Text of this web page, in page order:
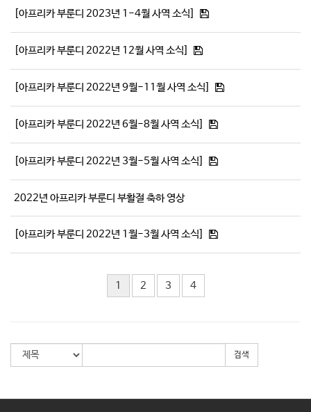
# 첨부 36.10-1.jpg
# 첨부 37.10-2.jpg
# 첨부 38.10-3.jpg
# 첨부 39.10-4.jpg
# 첨부 40.11-1.jpg
[아프리카 부룬디 2023년 1-4월 사역 소식]
[아프리카 부룬디 2022년 12월 사역 소식]
[아프리카 부룬디 2022년 9월-11월 사역 소식]
[아프리카 부룬디 2022년 6월-8월 사역 소식]
[아프리카 부룬디 2022년 3월-5월 사역 소식]
2022년 아프리카 부룬디 부활절 축하 영상
[아프리카 부룬디 2022년 1월-3월 사역 소식]
1 2 3 4
검색